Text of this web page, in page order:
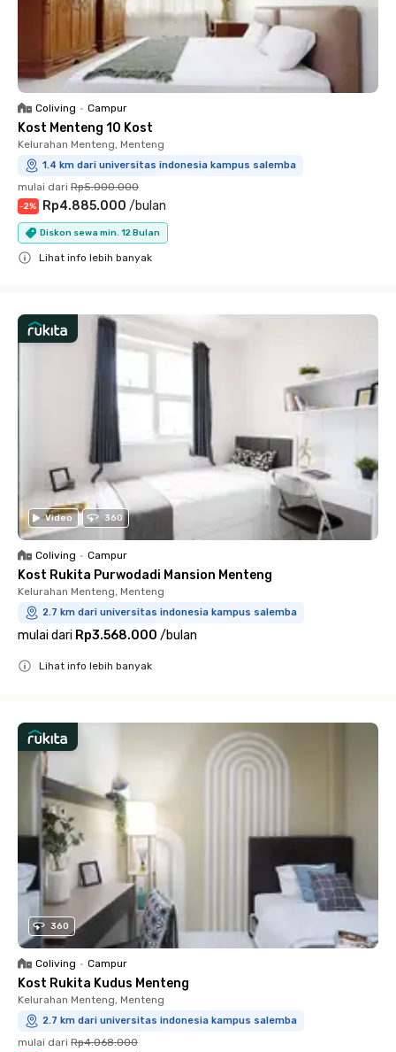
Coliving • Campur
Kost Menteng 10 Kost
Kelurahan Menteng, Menteng
1.4 km dari universitas indonesia kampus salemba
mulai dari Rp5.000.000
-2% Rp4.885.000 /bulan
Diskon sewa min. 12 Bulan
Lihat info lebih banyak
Video 360
Coliving • Campur
Kost Rukita Purwodadi Mansion Menteng
Kelurahan Menteng, Menteng
2.7 km dari universitas indonesia kampus salemba
mulai dari Rp3.568.000 /bulan
Lihat info lebih banyak
360
Coliving • Campur
Kost Rukita Kudus Menteng
Kelurahan Menteng, Menteng
2.7 km dari universitas indonesia kampus salemba
mulai dari Rp4.068.000